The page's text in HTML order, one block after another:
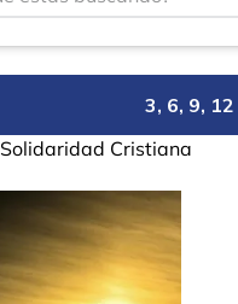
3, 6, 9,
Solidaridad Cristiana